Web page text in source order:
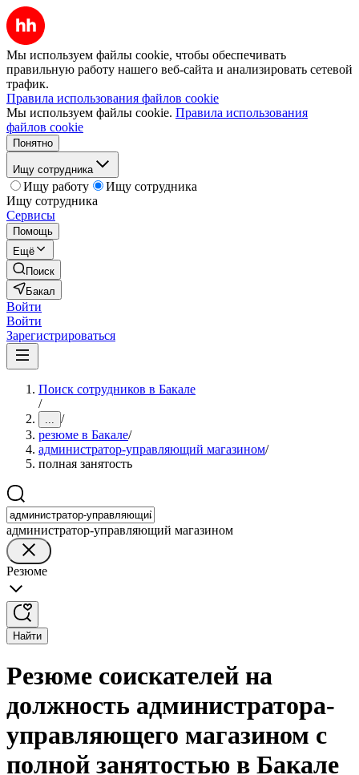
Мы используем файлы cookie, чтобы обеспечивать
правильную работу нашего веб-сайта и анализировать сетевой
трафик.
Правила использования файлов cookie
Мы используем файлы cookie. Правила использования
файлов cookie
Понятно
Ищу сотрудника
Ищу работу
Ищу сотрудника
Ищу сотрудника
Сервисы
Помощь
Ещё
Поиск
Бакал
Войти
Войти
Зарегистрироваться
Поиск сотрудников в Бакале
/
... /
резюме в Бакале/
администратор-управляющий магазином/
полная занятость
администратор-управляющий магазином
Резюме
Найти
Резюме соискателей на
должность администратора-
управляющего магазином с
полной занятостью в Бакале